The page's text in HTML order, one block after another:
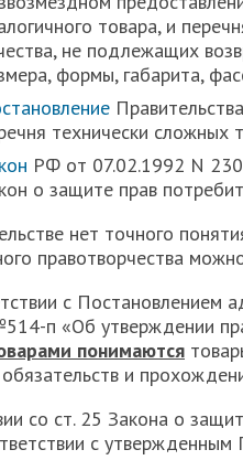
товара, и
не подлежащих
формы, габарита,
технически сложных
РФ от 07.02.1992 N
о защите прав
нет точного
правотворчества
с
п «Об утверждении
понимаются
и
со ст. 25 Закона о
с